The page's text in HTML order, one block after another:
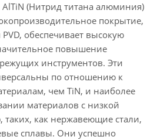
(Нитрид титана алюминия)
покрытие,
обеспечивает высокую
повышение
инструментов. Эти
по отношению к
чем TiN, и наиболее
материалов с низкой
таких, как нержавеющие стали,
сплавы. Они успешно